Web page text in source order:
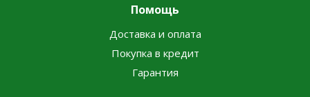
Помощь
Доставка и оплата
Покупка в кредит
Гарантия